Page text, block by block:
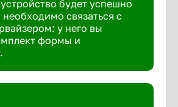
будет успешно
связаться с
у него вы
формы и